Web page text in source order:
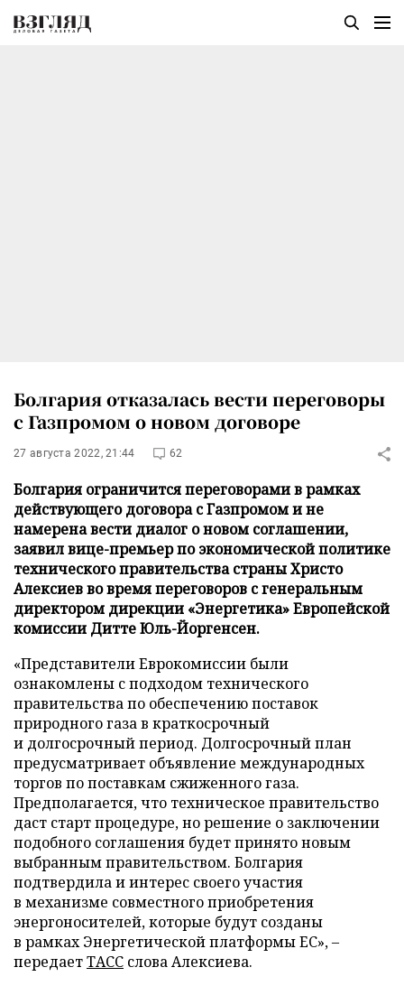
Болгария отказалась вести переговоры
с Газпромом о новом договоре
27 августа 2022, 21:44 62
Болгария ограничится переговорами в рамках
действующего договора с Газпромом и не
намерена вести диалог о новом соглашении,
заявил вице-премьер по экономической политике
технического правительства страны Христо
Алексиев во время переговоров с генеральным
директором дирекции «Энергетика» Европейской
комиссии Дитте Юль-Йоргенсен.
«Представители Еврокомиссии были
ознакомлены с подходом технического
правительства по обеспечению поставок
природного газа в краткосрочный
и долгосрочный период. Долгосрочный план
предусматривает объявление международных
торгов по поставкам сжиженного газа.
Предполагается, что техническое правительство
даст старт процедуре, но решение о заключении
подобного соглашения будет принято новым
выбранным правительством. Болгария
подтвердила и интерес своего участия
в механизме совместного приобретения
энергоносителей, которые будут созданы
в рамках Энергетической платформы ЕС», –
передаетТАСС слова Алексиева.